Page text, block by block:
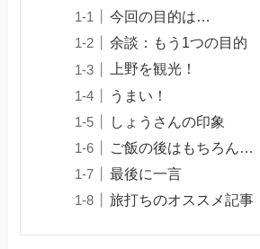
今回の目的は…
余談：もう1つの目的
上野を観光！
うまい！
しょうさんの印象
ご飯の後はもちろん…
最後に一言
旅打ちのオススメ記事